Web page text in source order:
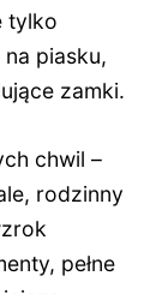
tylko
piasku,
zamki.
chwil –
rodzinny
pełne